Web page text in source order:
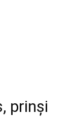
prinși